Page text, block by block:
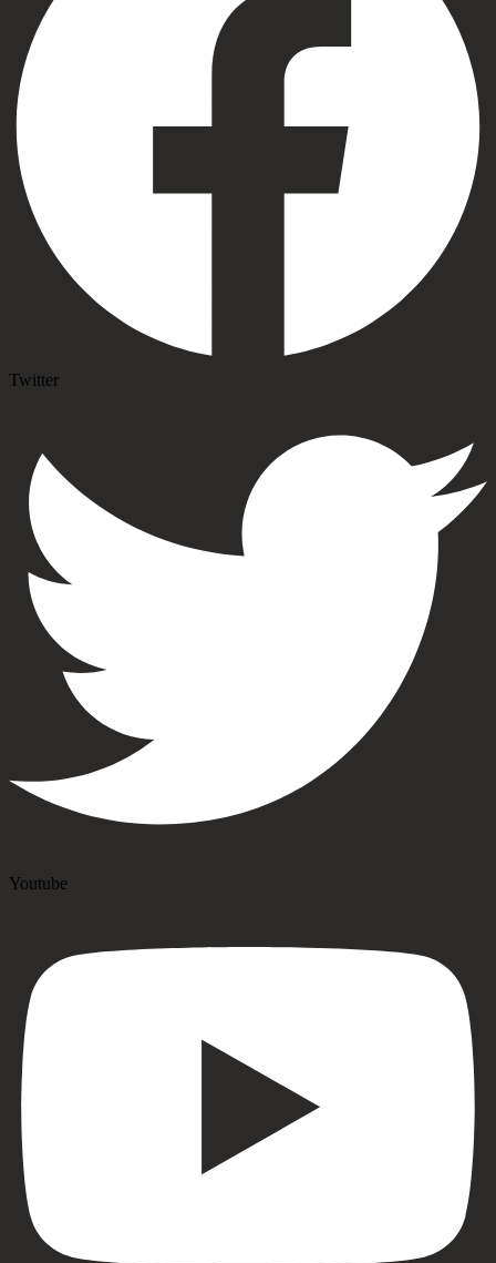
Twitter
Youtube